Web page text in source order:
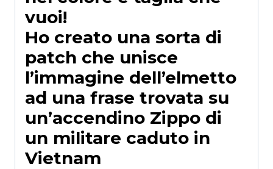
vuoi!
Ho creato una sorta di
patch che unisce
l’immagine dell’elmetto
ad una frase trovata su
un’accendino Zippo di
un militare caduto in
Vietnam